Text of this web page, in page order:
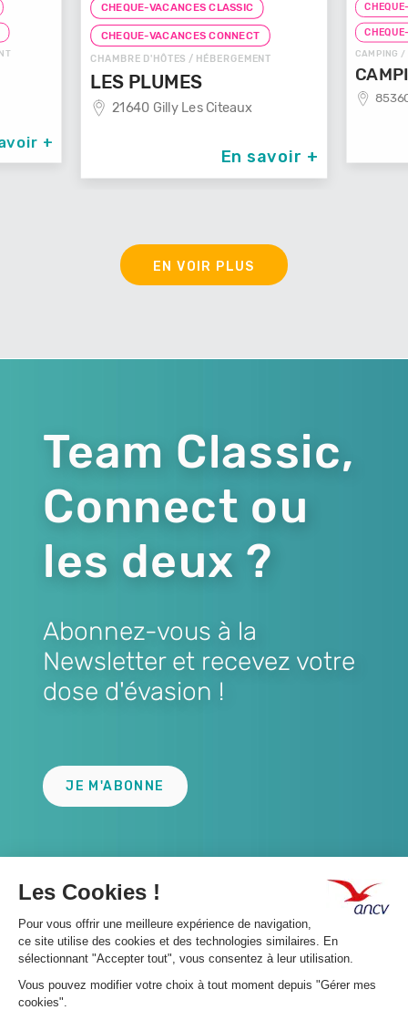
+
CHEQUE-VACANCES CLASSIC
CHEQUE-VACANCES CONNECT
CHAMBRE D'HÔTES / HÉBERGEMENT
LES PLUMES
21640 Gilly Les Citeaux
En savoir +
CAMPING /
EN VOIR PLUS
Team Classic,
Connect ou
les deux ?
Abonnez-vous à la
Newsletter et recevez votre
dose d'évasion !
JE M'ABONNE